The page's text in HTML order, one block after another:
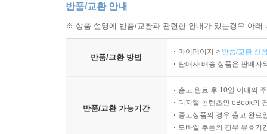
반품/교환 안내
※ 상품 설명에 반품/교환과 관련한 안내가 있는경우 아
반품/교환 방법
마이페이지 > 반품/교환 신
판매자 배송 상품은 판매자
반품/교환 가능기간
출고 완료 후 10일 이내의
디지털 콘텐츠인 eBook의
중고상품의 경우 출고 완료
모바일 쿠폰의 경우 유효기